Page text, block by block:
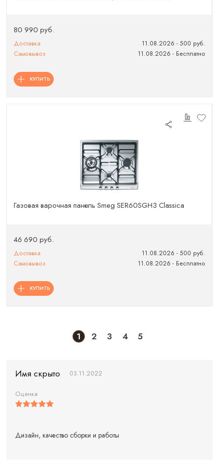
80 990 руб.
Доставка
11.08.2026 - 500 руб.
Самовывоз
11.08.2026 - Бесплатно
КУПИТЬ
Газовая варочная панель Smeg SER60SGH3 Classica
46 690 руб.
Доставка
11.08.2026 - 500 руб.
Самовывоз
11.08.2026 - Бесплатно
КУПИТЬ
1 2 3 4 5
Имя скрыто 03.11.2022
Оценка
Дизайн, качество сборки и работы